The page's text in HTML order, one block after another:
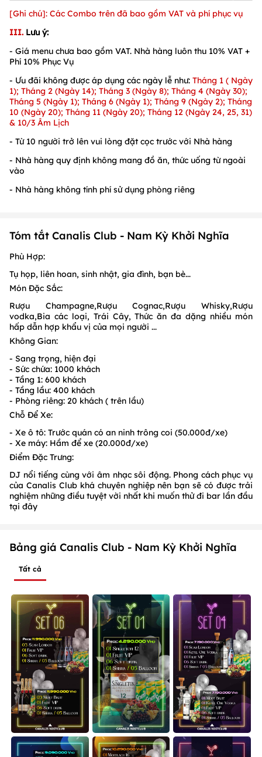
[Ghi chú]: Các Combo trên đã bao gồm VAT và phí phục vụ
III. Lưu ý:
- Giá menu chưa bao gồm VAT. Nhà hàng luôn thu 10% VAT +
Phí 10% Phục Vụ
- Ưu đãi không được áp dụng các ngày lễ như: Tháng 1 ( Ngày
1); Tháng 2 (Ngày 14); Tháng 3 (Ngày 8); Tháng 4 (Ngày 30);
Tháng 5 (Ngày 1); Tháng 6 (Ngày 1); Tháng 9 (Ngày 2); Tháng
10 (Ngày 20); Tháng 11 (Ngày 20); Tháng 12 (Ngày 24, 25, 31)
& 10/3 Âm Lịch
- Từ 10 người trở lên vui lòng đặt cọc trước với Nhà hàng
- Nhà hàng quy định không mang đồ ăn, thức uống từ ngoài
vào
- Nhà hàng không tính phí sử dụng phòng riêng
Tóm tắt Canalis Club - Nam Kỳ Khởi Nghĩa
Phù Hợp:
Tụ họp, liên hoan, sinh nhật, gia đình, bạn bè...
Món Đặc Sắc:
Rượu Champagne,Rượu Cognac,Rượu Whisky,Rượu
vodka,Bia các loại, Trái Cây, Thức ăn đa dặng nhiều món
hấp dẫn hợp khẩu vị của mọi người ...
Không Gian:
- Sang trọng, hiện đại
- Sức chứa: 1000 khách
- Tầng 1: 600 khách
- Tầng lầu: 400 khách
- Phòng riêng: 20 khách ( trên lầu)
Chỗ Để Xe:
- Xe ô tô: Trước quán có an ninh trông coi (50.000đ/xe)
- Xe máy: Hầm để xe (20.000đ/xe)
Điểm Đặc Trưng:
DJ nổi tiếng cùng với âm nhạc sôi động. Phong cách phục vụ
của Canalis Club khá chuyên nghiệp nên bạn sẽ có được trải
nghiệm những điều tuyệt vời nhất khi muốn thử đi bar lần đầu
tại đây
Bảng giá Canalis Club - Nam Kỳ Khởi Nghĩa
Tất cả